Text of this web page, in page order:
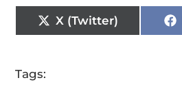
X (Twitter)
Tags: